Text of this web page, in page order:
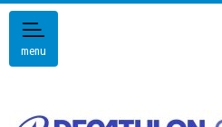
menu